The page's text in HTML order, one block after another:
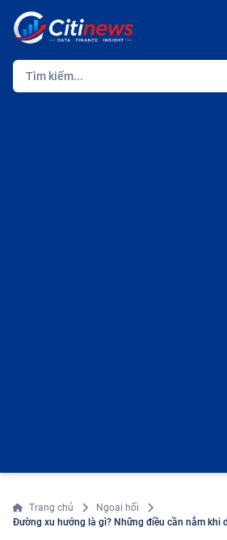
Trang chủ
Ngoại hối
Đường xu hướng là gì? Những điều cần nắm khi